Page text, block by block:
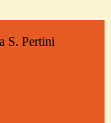
S. Pertini